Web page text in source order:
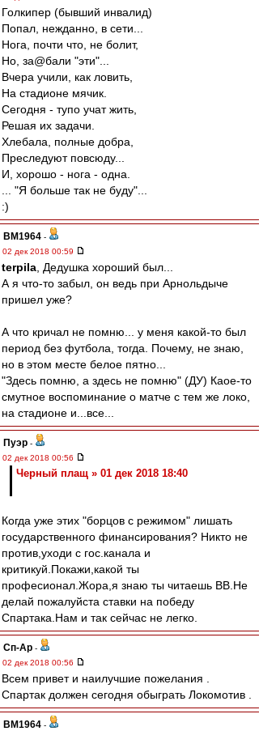
Голкипер (бывший инвалид)
Попал, нежданно, в сети...
Нога, почти что, не болит,
Но, за@бали "эти"...
Вчера учили, как ловить,
На стадионе мячик.
Сегодня - тупо учат жить,
Решая их задачи.
Хлебала, полные добра,
Преследуют повсюду...
И, хорошо - нога - одна.
... "Я больше так не буду"...
:)
BM1964 -
02 дек 2018 00:59
terpila , Дедушка хороший был...
А я что-то забыл, он ведь при Арнольдыче
пришел уже?
А что кричал не помню... у меня какой-то был
период без футбола, тогда. Почему, не знаю,
но в этом месте белое пятно...
"Здесь помню, а здесь не помню" (ДУ) Каое-то
смутное воспоминание о матче с тем же локо,
на стадионе и...все...
Пуэр -
02 дек 2018 00:56
Черный плащ » 01 дек 2018 18:40
Когда уже этих "борцов с режимом" лишать
государственного финансирования? Никто не
против,уходи с гос.канала и
критикуй.Покажи,какой ты
професионал.Жора,я знаю ты читаешь ВВ.Не
делай пожалуйста ставки на победу
Спартака.Нам и так сейчас не легко.
Сп-Ар -
02 дек 2018 00:56
Всем привет и наилучшие пожелания .
Спартак должен сегодня обыграть Локомотив .
BM1964 -